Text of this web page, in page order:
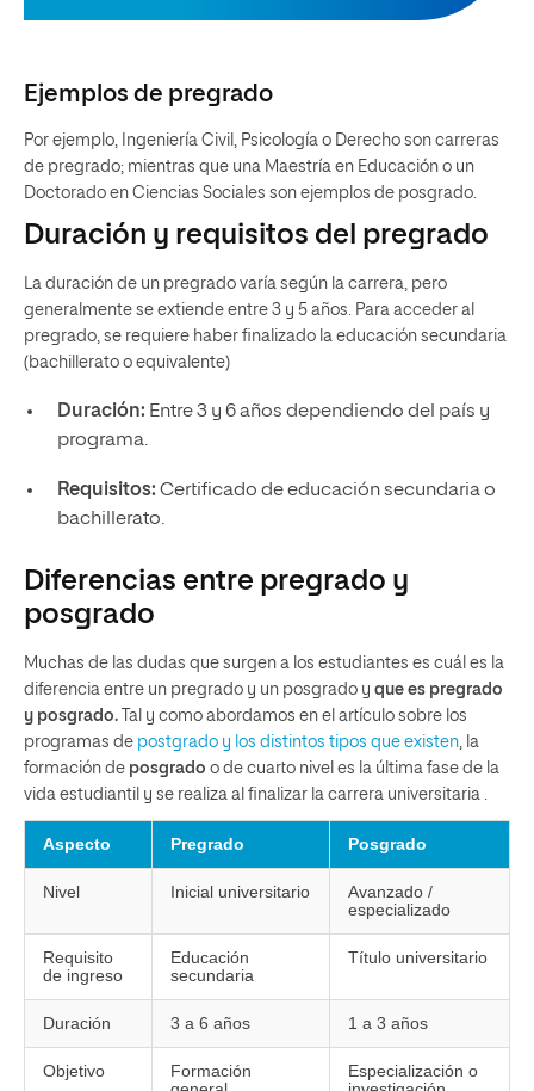
Ejemplos de pregrado
Por ejemplo, Ingeniería Civil, Psicología o Derecho son carreras
de pregrado; mientras que una Maestría en Educación o un
Doctorado en Ciencias Sociales son ejemplos de posgrado.
Duración y requisitos del pregrado
La duración de un pregrado varía según la carrera, pero
generalmente se extiende entre 3 y 5 años.
Para acceder al
pregrado, se requiere haber finalizado la educación secundaria
(bachillerato o equivalente)
Duración: Entre 3 y 6 años dependiendo del país y
programa.
Requisitos: Certificado de educación secundaria o
bachillerato.
Diferencias entre pregrado y
posgrado
Muchas de las dudas que surgen a los estudiantes es cuál es la
diferencia entre un pregrado y un posgrado y que es pregrado
y posgrado. Tal y como abordamos en el artículo sobre los
programas de postgrado y los distintos tipos que existen , la
formación de posgrado o de cuarto nivel es la última fase de la
vida estudiantil y se realiza al finalizar la carrera universitaria .
Aspecto Pregrado Posgrado
Nivel Inicial universitario
Avanzado /
especializado
Requisito
de ingreso
Educación
secundaria
Título universitario
Duración 3 a 6 años 1 a 3 años
Objetivo
Formación
Especialización o